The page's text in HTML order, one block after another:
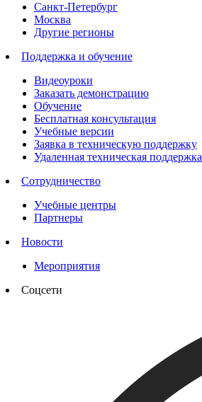
Санкт-Петербург
Москва
Другие регионы
Поддержка и обучение
Видеоуроки
Заказать демонстрацию
Обучение
Бесплатная консультация
Учебные версии
Заявка в техническую поддержку
Удаленная техническая поддержка
Сотрудничество
Учебные центры
Партнеры
Новости
Мероприятия
Соцсети